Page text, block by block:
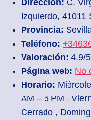
Dirección: C.
Izquierdo, 41011
Provincia: Sevilla
Teléfono:
Valoración: 4.9/5
Página web: No
Horario:
AM – 6 PM ,
Cerrado ,